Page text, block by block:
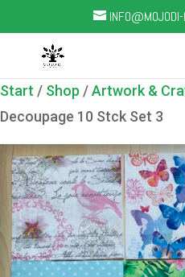
Start / Shop /Artwork &
Decoupage 10 Stck Set 3